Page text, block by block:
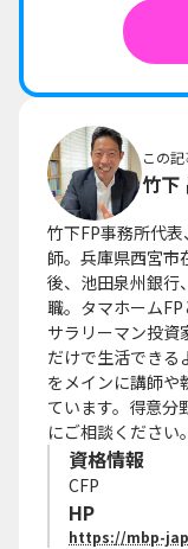
この
竹下
竹下FP事務所代
師。兵庫県西宮市
後、池田泉州銀行
職。タマホームFP
サラリーマン投資
だけで生活できる
をメインに講師や
ています。得意分
にご相談ください。
資格情報
CFP
HP
https://mbp-